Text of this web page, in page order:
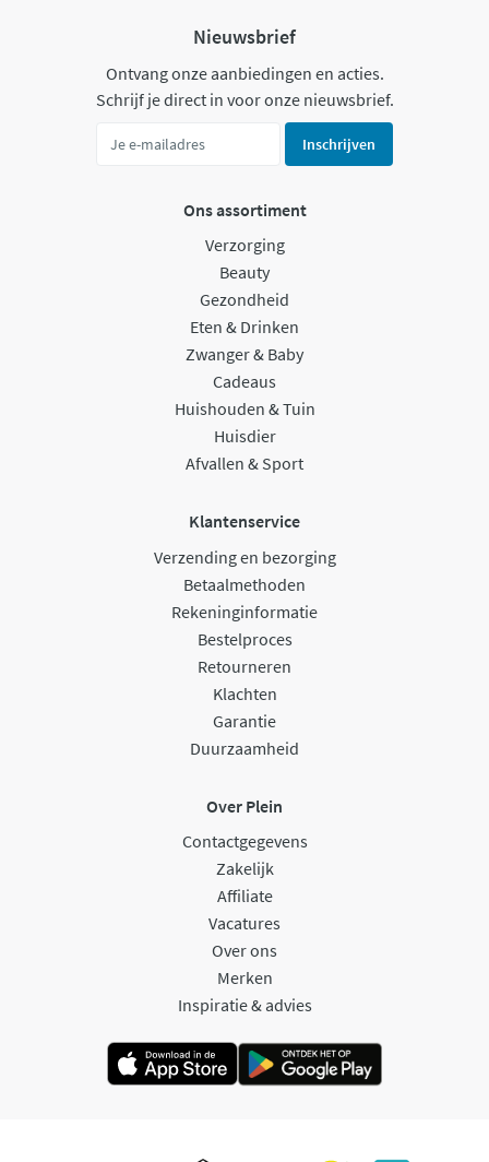
Nieuwsbrief
Ontvang onze aanbiedingen en acties.
Schrijf je direct in voor onze nieuwsbrief.
Inschrijven
Ons assortiment
Verzorging
Beauty
Gezondheid
Eten & Drinken
Zwanger & Baby
Cadeaus
Huishouden & Tuin
Huisdier
Afvallen & Sport
Klantenservice
Verzending en bezorging
Betaalmethoden
Rekeninginformatie
Bestelproces
Retourneren
Klachten
Garantie
Duurzaamheid
Over Plein
Contactgegevens
Zakelijk
Affiliate
Vacatures
Over ons
Merken
Inspiratie & advies